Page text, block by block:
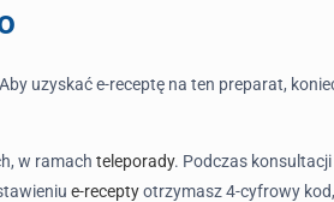
uzyskać e-receptę na ten preparat,
w ramach teleporady. Podczas
e-receptyotrzymasz 4-cyfrowy